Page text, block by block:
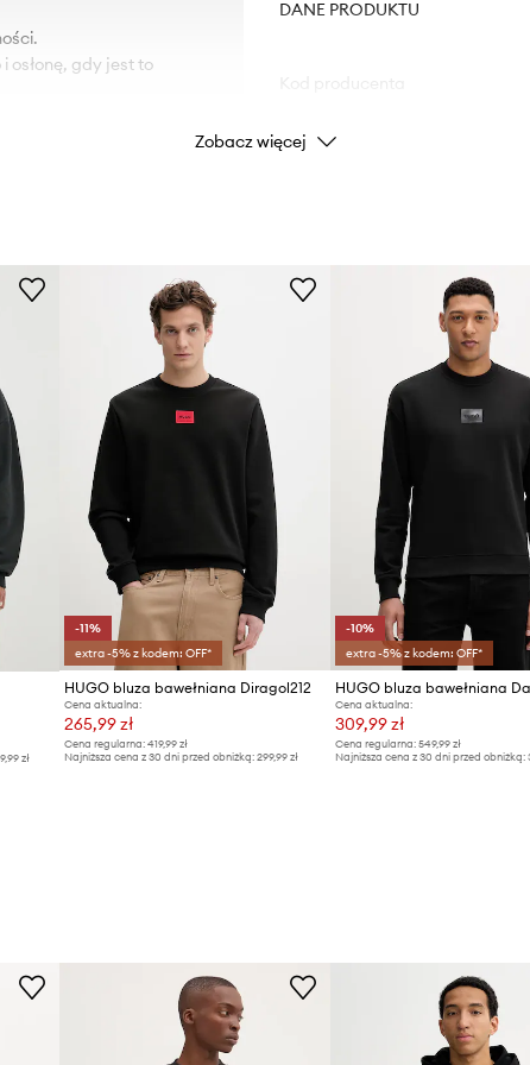
osłonę, gdy jest to
DANE PRODUKTU
Kolor
Producent
Zobacz więcej
zł
-11%
extra -5% z kodem: OFF*
HUGO bluza bawełniana Diragol212
Cena aktualna:
265,99 zł
Cena regularna: 419,99 zł
Najniższa cena z 30 dni przed obniżką: 299,99 zł
-10%
extra -5% z kodem: OFF*
HUGO bluza bawełniana
Cena aktualna:
309,99 zł
Cena regularna: 549,99 zł
Najniższa cena z 30 dni przed obniżką: